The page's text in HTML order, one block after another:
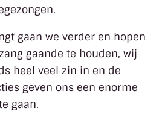
gaan we verder en hopen
gaande te houden, wij
heel veel zin in en de
geven ons een enorme
gaan.